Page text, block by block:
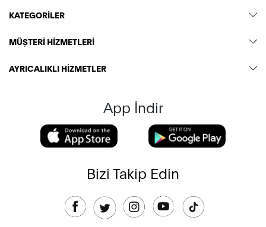
KATEGORİLER
MÜŞTERİ HİZMETLERİ
AYRICALIKLI HİZMETLER
App İndir
Bizi Takip Edin